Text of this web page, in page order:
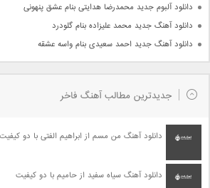
دانلود آلبوم جدید محمدرضا هدایتی بنام عشق پنهونی
دانلود آهنگ جدید محمد علیزاده بنام گلودرد
دانلود آهنگ جدید احمد سعیدی بنام واسه عشقه
جدیدترین مطالب آهنگ فاخر
دانلود آهنگ من مسم از ابراهیم الفتی با دو کیفیت
دانلود آهنگ سیاه سفید از حامیم با دو کیفیت